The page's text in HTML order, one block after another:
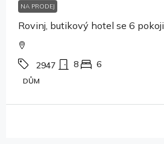
NA PRODEJ
Rovinj, butikový hotel se 6 pokoji
2947 8 6
DŮM